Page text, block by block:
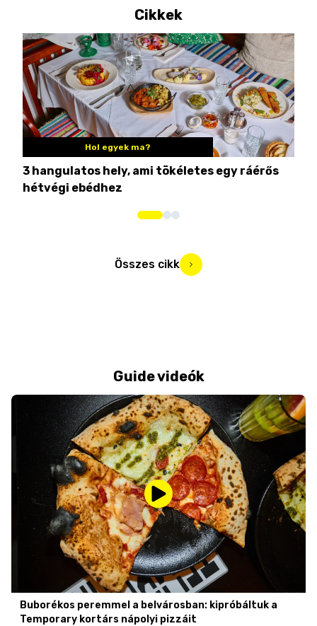
Cikkek
Hol egyek ma?
3 hangulatos hely, ami tökéletes egy ráérős
hétvégi ebédhez
Összes cikk
Guide videók
Buborékos peremmel a belvárosban: kipróbáltuk a
Temporary kortárs nápolyi pizzáit